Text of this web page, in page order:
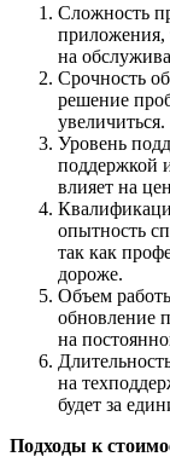
Сложность
приложения,
на
Срочность
решение
увеличиться.
Уровень
поддержкой
влияет на
опытность
так как
дороже.
Объем
обновление
на
на
будет за
Подходы к